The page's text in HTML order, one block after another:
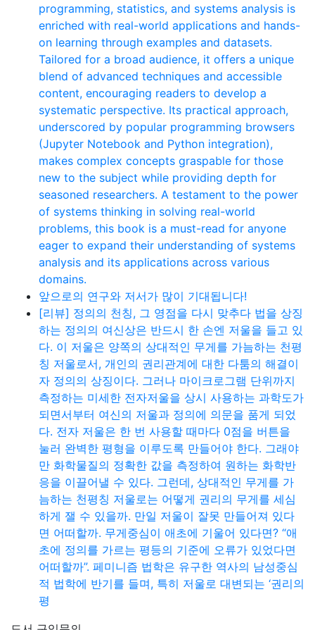
programming, statistics, and systems analysis is
enriched with real-world applications and hands-
on learning through examples and datasets.
Tailored for a broad audience, it offers a unique
blend of advanced techniques and accessible
content, encouraging readers to develop a
systematic perspective. Its practical approach,
underscored by popular programming browsers
(Jupyter Notebook and Python integration),
makes complex concepts graspable for those
new to the subject while providing depth for
seasoned researchers. A testament to the power
of systems thinking in solving real-world
problems, this book is a must-read for anyone
eager to expand their understanding of systems
analysis and its applications across various
domains.
앞으로의 연구와 저서가 많이 기대됩니다!
[리뷰] 정의의 천칭, 그 영점을 다시 맞추다 법을 상징
하는 정의의 여신상은 반드시 한 손엔 저울을 들고 있
다. 이 저울은 양쪽의 상대적인 무게를 가늠하는 천평
칭 저울로서, 개인의 권리관계에 대한 다툼의 해결이
자 정의의 상징이다. 그러나 마이크로그램 단위까지
측정하는 미세한 전자저울을 상시 사용하는 과학도가
되면서부터 여신의 저울과 정의에 의문을 품게 되었
다. 전자 저울은 한 번 사용할 때마다 0점을 버튼을
눌러 완벽한 평형을 이루도록 만들어야 한다. 그래야
만 화학물질의 정확한 값을 측정하여 원하는 화학반
응을 이끌어낼 수 있다. 그런데, 상대적인 무게를 가
늠하는 천평칭 저울로는 어떻게 권리의 무게를 세심
하게 잴 수 있을까. 만일 저울이 잘못 만들어져 있다
면 어떠할까. 무게중심이 애초에 기울어 있다면? “애
초에 정의를 가르는 평등의 기준에 오류가 있었다면
어떠할까”. 페미니즘 법학은 유구한 역사의 남성중심
적 법학에 반기를 들며, 특히 저울로 대변되는 ‘권리의
평